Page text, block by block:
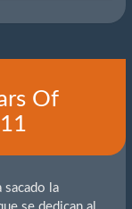
Of
sacado la